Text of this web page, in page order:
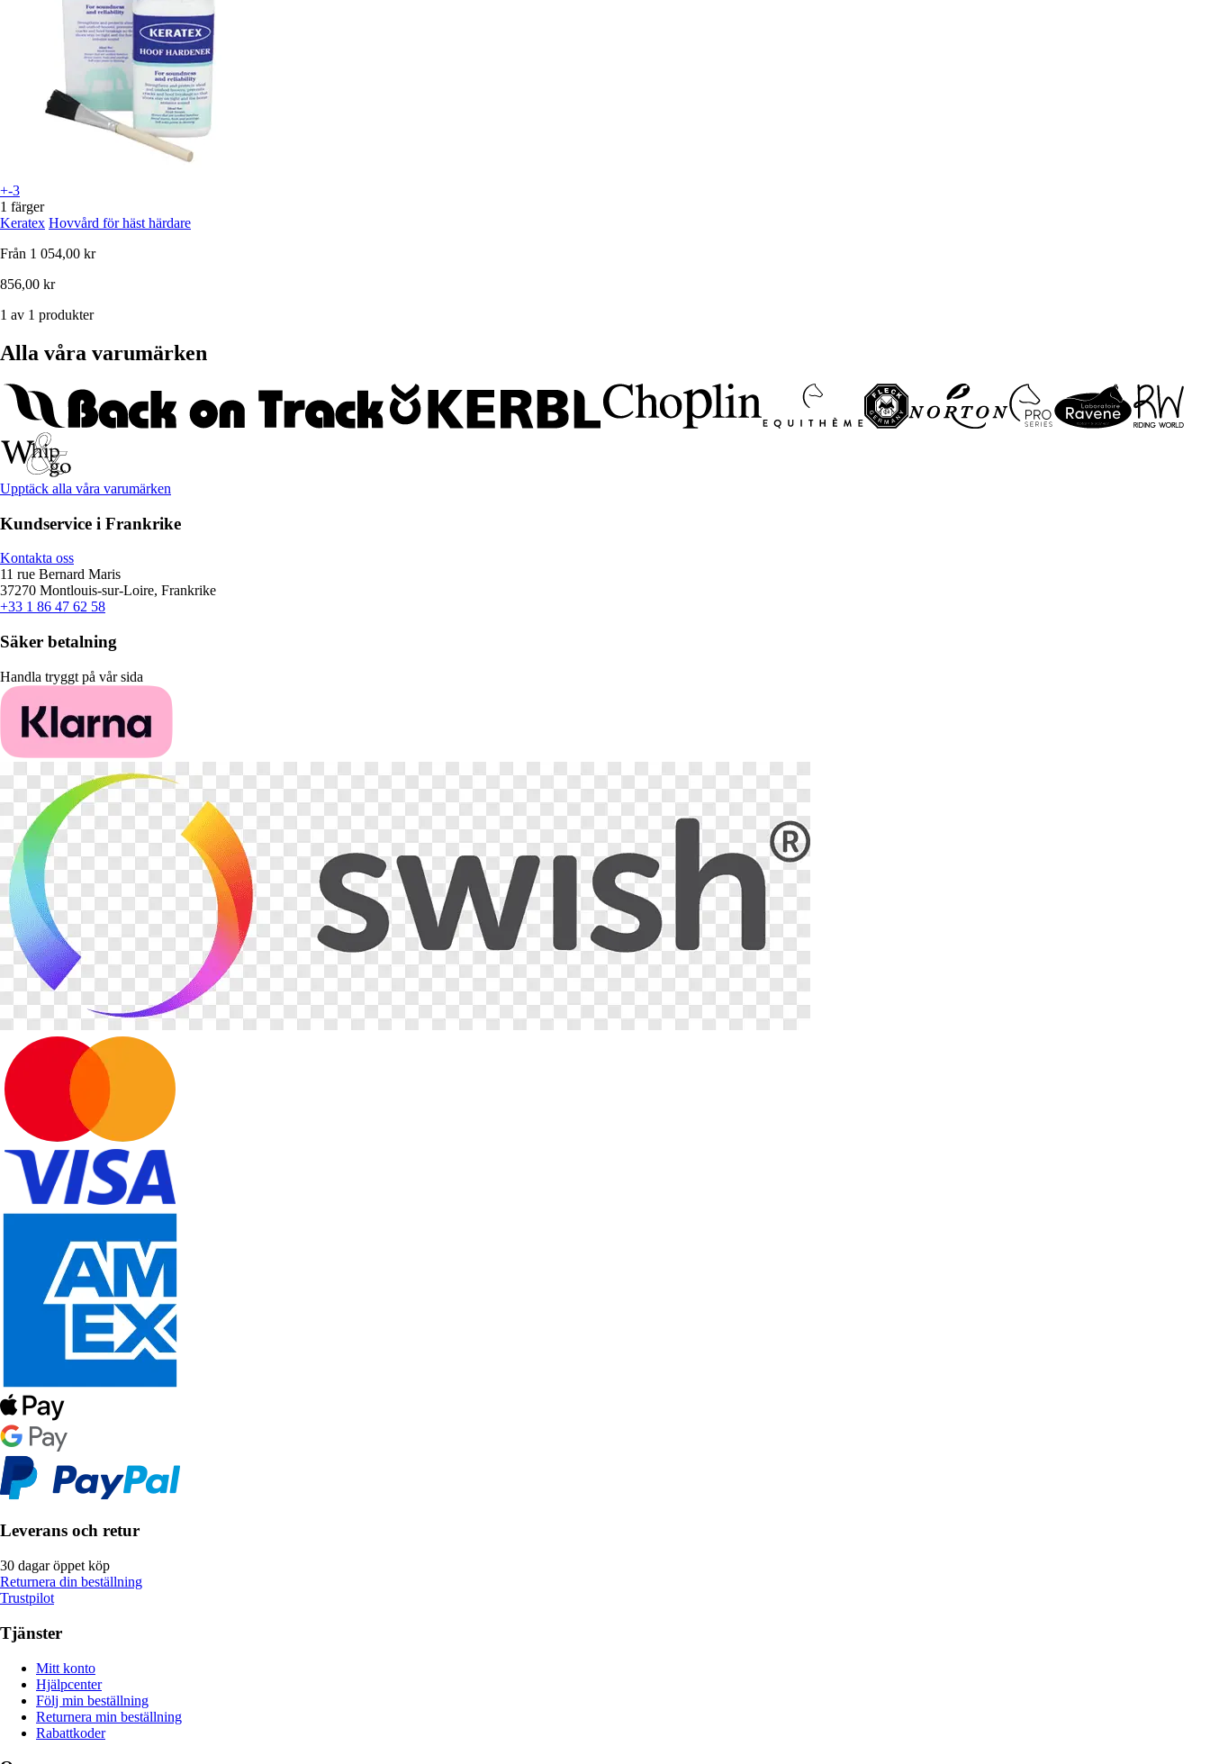
+-3
1 färger
Keratex Hovvård för häst härdare
Från 1 054,00 kr
856,00 kr
1 av 1 produkter
Alla våra varumärken
Upptäck alla våra varumärken
Kundservice i Frankrike
Kontakta oss
11 rue Bernard Maris
37270 Montlouis-sur-Loire, Frankrike
+33 1 86 47 62 58
Säker betalning
Handla tryggt på vår sida
Leverans och retur
30 dagar öppet köp
Returnera din beställning
Trustpilot
Tjänster
Mitt konto
Hjälpcenter
Följ min beställning
Returnera min beställning
Rabattkoder